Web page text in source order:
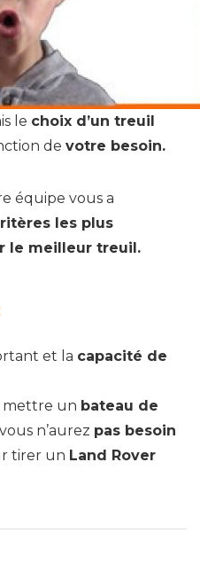
le choix d’un treuil
devotre besoin.
équipe vous a
les plus
le meilleur treuil.
et la capacité de
mettre un bateau de
n’aurez pas besoin
tirer un Land Rover